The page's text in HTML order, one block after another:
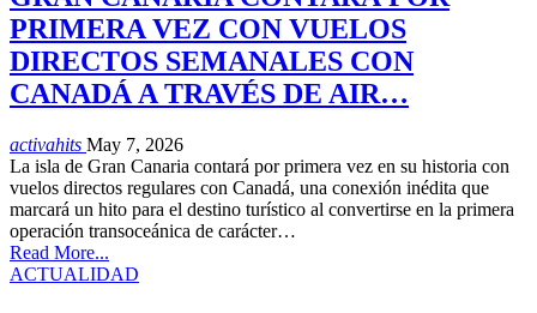
PRIMERA VEZ CON VUELOS
DIRECTOS SEMANALES CON
CANADÁ A TRAVÉS DE AIR…
activahits May 7, 2026
La isla de Gran Canaria contará por primera vez en su historia con
vuelos directos regulares con Canadá, una conexión inédita que
marcará un hito para el destino turístico al convertirse en la primera
operación transoceánica de carácter…
Read More...
ACTUALIDAD